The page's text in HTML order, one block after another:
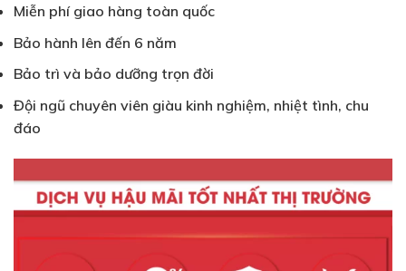
Miễn phí giao hàng toàn quốc
Bảo hành lên đến 6 năm
Bảo trì và bảo dưỡng trọn đời
Đội ngũ chuyên viên giàu kinh nghiệm, nhiệt tình, chu
đáo